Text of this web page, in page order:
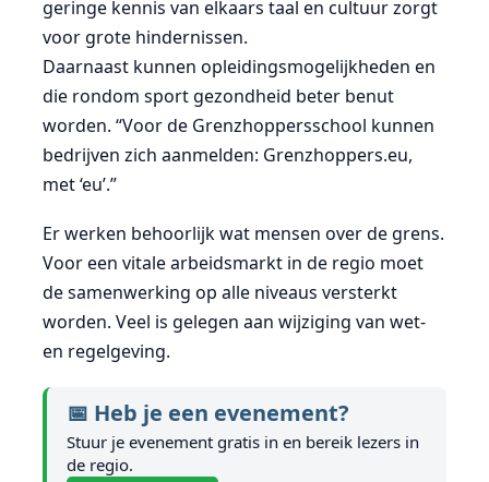
geringe kennis van elkaars taal en cultuur zorgt
voor grote hindernissen.
Daarnaast kunnen opleidingsmogelijkheden en
die rondom sport gezondheid beter benut
worden. “Voor de Grenzhoppersschool kunnen
bedrijven zich aanmelden: Grenzhoppers.eu,
met ‘eu’.”
Er werken behoorlijk wat mensen over de grens.
Voor een vitale arbeidsmarkt in de regio moet
de samenwerking op alle niveaus versterkt
worden. Veel is gelegen aan wijziging van wet-
en regelgeving.
📅 Heb je een evenement?
Stuur je evenement gratis in en bereik lezers in
de regio.